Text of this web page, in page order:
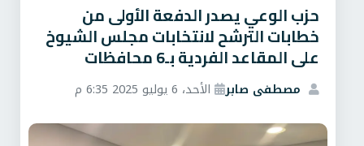
حزب الوعي يصدر الدفعة الأولى من
خطابات الترشح لانتخابات مجلس الشيوخ
على المقاعد الفردية بـ6 محافظات
مصطفى صابر الأحد، 6 يوليو 2025 6:35 م